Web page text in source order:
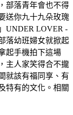
部落青年會也不得
送你九十九朵玫瑰
UNDER LOVER -
落幼班婦女就掀起
起手機拍下這場
主人家笑得合不攏
就該有福同享、有
特有的文化。相關